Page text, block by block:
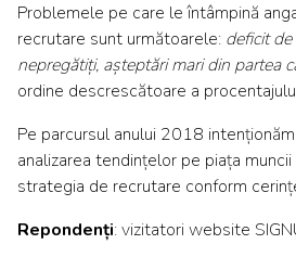
Problemele pe care le întâmpină
recrutare sunt următoarele: deficit
nepregătiți, așteptări mari din partea
ordine descrescătoare a
Pe parcursul anului 2018
analizarea tendințelor pe piața
strategia de recrutare conform
Repondenți: vizitatori website